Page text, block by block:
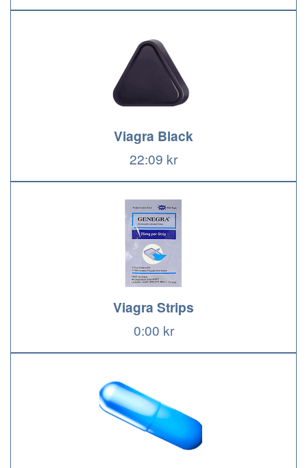
Viagra Black
22:09 kr
Viagra Strips
0:00 kr